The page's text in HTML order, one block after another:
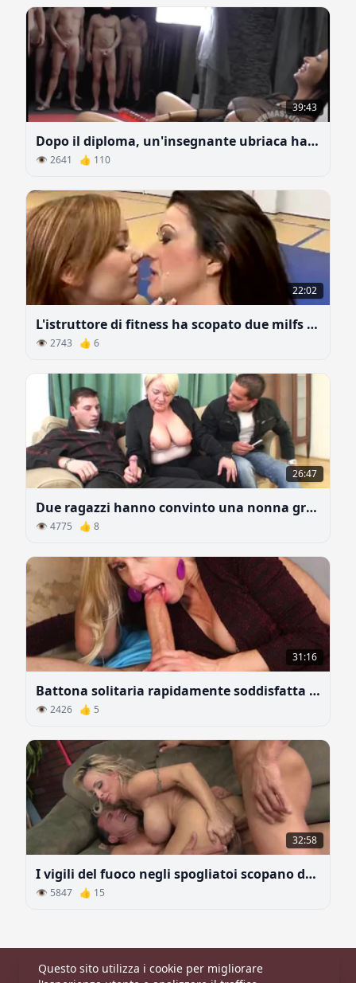
39:43
Dopo il diploma, un'insegnante ubriaca ha servito tutti i suoi studenti
👁 2641 👍 110
22:02
L'istruttore di fitness ha scopato due milfs in palestra
👁 2743 👍 6
26:47
Due ragazzi hanno convinto una nonna grassa a fare sesso
👁 4775 👍 8
31:16
Battona solitaria rapidamente soddisfatta di un grosso cazzo
👁 2426 👍 5
32:58
I vigili del fuoco negli spogliatoi scopano donna con grandi tette naturali
👁 5847 👍 15
Principale |Categorie|Modelle
Questo sito utilizza i cookie per migliorare